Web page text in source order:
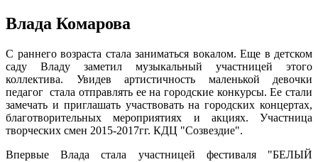
Влада Комарова
С раннего возраста стала заниматься вокалом. Еще в детском
саду Владу заметил музыкальный участницей этого
коллектива. Увидев артистичность маленькой девочки
педагог стала отправлять ее на городские конкурсы. Ее стали
замечать и приглашать участвовать на городских концертах,
благотворительных мероприятиях и акциях. Участница
творческих смен 2015-2017гг. КДЦ "Созвездие".
Впервые Влада стала участницей фестиваля "БЕЛЫЙ